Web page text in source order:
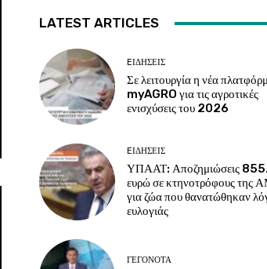
LATEST ARTICLES
EΙΔΗΣΕΙΣ
Σε λειτουργία η νέα
myAGRO για τις αγροτικές
ενισχύσεις του 2026
EΙΔΗΣΕΙΣ
ΥΠΑΑΤ: Αποζημιώσεις
ευρώ σε κτηνοτρόφους της
για ζώα που θανατώθηκαν
ευλογιάς
ΓΕΓΟΝΟΤΑ